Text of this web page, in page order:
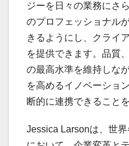
ジーを日々の業務にさ
のプロフェッショナル
きるようにし、クライ
を提供できます。品質
の最高水準を維持しな
を高めるイノベーショ
断的に連携できること
Jessica Larsonは、世